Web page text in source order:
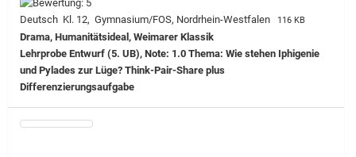
Deutsch Kl. 12, Gymnasium/FOS, Nordrhein-Westfalen 116 KB
Drama, Humanitätsideal, Weimarer Klassik
Lehrprobe Entwurf (5. UB), Note: 1.0 Thema: Wie stehen Iphigenie
und Pylades zur Lüge? Think-Pair-Share plus
Differenzierungsaufgabe